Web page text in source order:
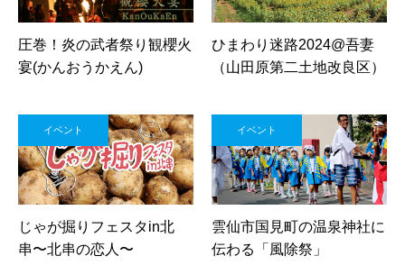
圧巻！炎の武者祭り観櫻火
宴(かんおうかえん)
ひまわり迷路2024@吾妻
（山田原第二土地改良区）
イベント
じゃが掘りフェスタin北
串〜北串の恋人〜
イベント
雲仙市国見町の温泉神社に
伝わる「風除祭」